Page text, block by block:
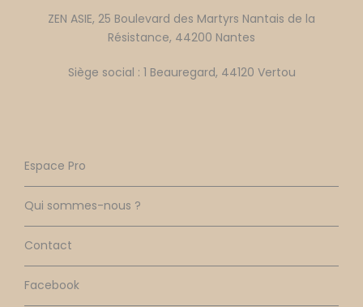
ZEN ASIE, 25 Boulevard des Martyrs Nantais de la
Résistance, 44200 Nantes
Siège social : 1 Beauregard, 44120 Vertou
Espace Pro
Qui sommes-nous ?
Contact
Facebook